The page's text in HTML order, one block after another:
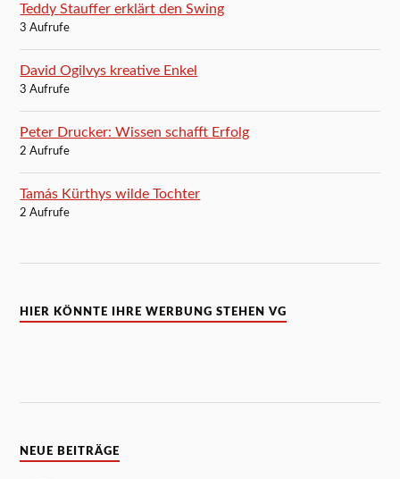
Teddy Stauffer erklärt den Swing
3 Aufrufe
David Ogilvys kreative Enkel
3 Aufrufe
Peter Drucker: Wissen schafft Erfolg
2 Aufrufe
Tamás Kürthys wilde Tochter
2 Aufrufe
HIER KÖNNTE IHRE WERBUNG STEHEN VG
NEUE BEITRÄGE